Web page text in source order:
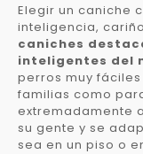
Elegir un caniche
inteligencia,
caniches
inteligentes del
perros muy
familias como
extremadamente
su gente y se
sea en un piso o